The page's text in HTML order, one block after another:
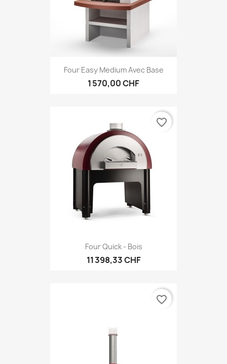
Four Easy Medium Avec Base
1 570,00 CHF
Four Quick - Bois
11 398,33 CHF
favorite_border
favorite_border